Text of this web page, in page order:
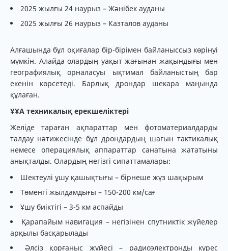
2025 жылғы 24 наурыз – Жәнібек ауданы
2025 жылғы 26 наурыз – Казталов ауданы
Алғашында бұл оқиғалар бір-бірімен байланыссыз көрінуі
мүмкін. Алайда олардың уақыт жағынан жақындығы мен
географиялық орналасуы ықтимал байланыстың бар
екенін көрсетеді. Барлық дрондар шекара маңында
құлаған.
ҰҰА техникалық ерекшеліктері
Желіде тараған ақпараттар мен фотоматериалдарды
талдау нәтижесінде бұл дрондардың шағын тактикалық
немесе операциялық аппараттар санатына жататыны
анықталды. Олардың негізгі сипаттамалары:
Шектеулі ұшу қашықтығы – бірнеше жүз шақырым
Төменгі жылдамдығы – 150-200 км/сағ
Ұшу биіктігі – 3-5 км аспайды
Қарапайым навигация – негізінен спутниктік жүйелер
арқылы басқарылады
Әлсіз қорғаныс жүйесі – радиоэлектронды күрес